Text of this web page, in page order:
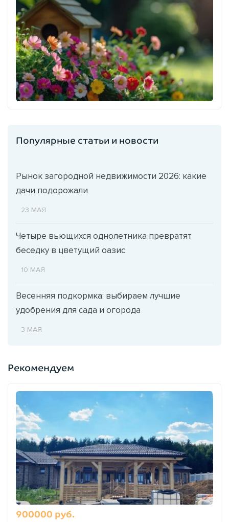
Популярные статьи и новости
Рынок загородной недвижимости 2026: какие
дачи подорожали
23 МАЯ
Четыре вьющихся однолетника превратят
беседку в цветущий оазис
10 МАЯ
Весенняя подкормка: выбираем лучшие
удобрения для сада и огорода
3 МАЯ
Рекомендуем
900000 руб.